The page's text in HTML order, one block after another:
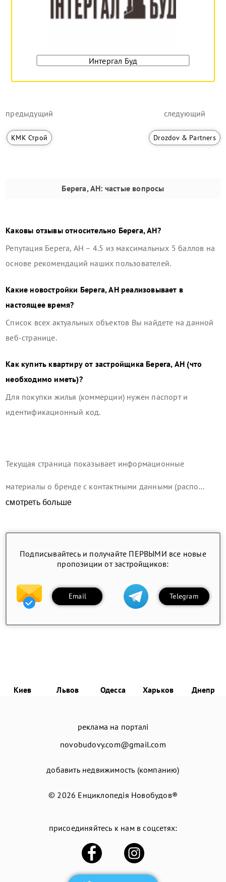
Интергал Буд
предыдущий
КМК Строй
следующий
Drozdov & Partners
Берега, АН: частые вопросы
Каковы отзывы относительно Берега, АН?
Репутация Берега, АН – 4.5 из максимальных 5 баллов на
основе рекомендаций наших пользователей.
Какие новостройки Берега, АНреализовывает в
настоящее время?
Список всех актуальных объектов Вы найдете на данной
веб-странице.
Как купить квартиру от застройщика Берега, АН (что
необходимо иметь)?
Для покупки жилья (коммерции) нужен паспорт и
идентификационный код.
Текущая страница показывает информационные
материалы о бренде с контактными данными (распо...
смотреть больше
Подписывайтесь и получайте ПЕРВЫМИ все новые
пропозиции от застройщиков:
Email Telegram
Киев Львов Одесса Харьков Днепр
реклама на порталі
novobudovy.com@gmail.com
добавить недвижимость (компанию)
© 2026 Енциклопедія Новобудов®
присоединяйтесь к нам в соцсетях: